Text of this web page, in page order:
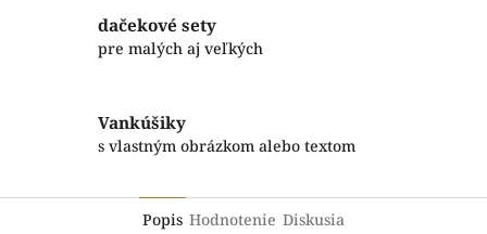
dačekové sety
pre malých aj veľkých
Vankúšiky
s vlastným obrázkom alebo textom
Popis Hodnotenie Diskusia